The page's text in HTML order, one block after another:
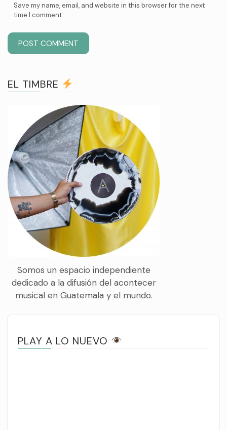
Save my name, email, and website in this browser for the next
time I comment.
EL TIMBRE
Somos un espacio independiente
dedicado a la difusión del acontecer
musical en Guatemala y el mundo.
PLAY A LO NUEVO